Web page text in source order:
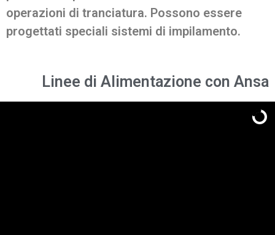
operazioni di tranciatura. Possono essere
progettati speciali sistemi di impilamento.
Linee di Alimentazione con Ansa